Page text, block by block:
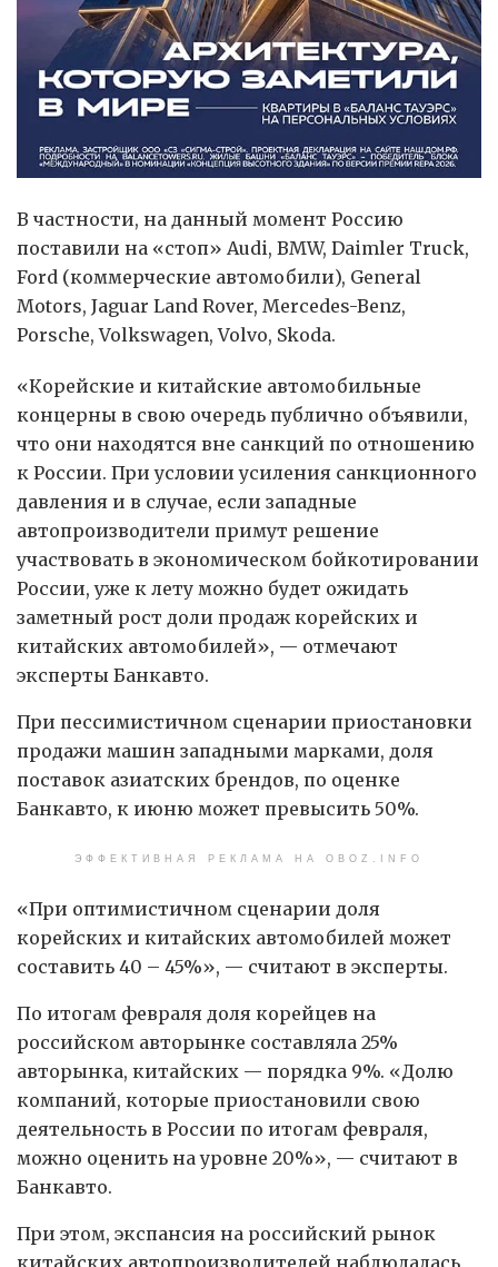
В частности, на данный момент Россию
поставили на «стоп» Audi, BMW, Daimler Truck,
Ford (коммерческие автомобили), General
Motors, Jaguar Land Rover, Mercedes-Benz,
Porsche, Volkswagen, Volvo, Skoda.
«Корейские и китайские автомобильные
концерны в свою очередь публично объявили,
что они находятся вне санкций по отношению
к России. При условии усиления санкционного
давления и в случае, если западные
автопроизводители примут решение
участвовать в экономическом бойкотировании
России, уже к лету можно будет ожидать
заметный рост доли продаж корейских и
китайских автомобилей», — отмечают
эксперты Банкавто.
При пессимистичном сценарии приостановки
продажи машин западными марками, доля
поставок азиатских брендов, по оценке
Банкавто, к июню может превысить 50%.
ЭФФЕКТИВНАЯ РЕКЛАМА НА OBOZ.INFO
«При оптимистичном сценарии доля
корейских и китайских автомобилей может
составить 40 – 45%», — считают в эксперты.
По итогам февраля доля корейцев на
российском авторынке составляла 25%
авторынка, китайских — порядка 9%. «Долю
компаний, которые приостановили свою
деятельность в России по итогам февраля,
можно оценить на уровне 20%», — считают в
Банкавто.
При этом, экспансия на российский рынок